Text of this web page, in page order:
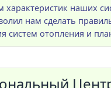
характеристик
нам сделать
систем отопления и